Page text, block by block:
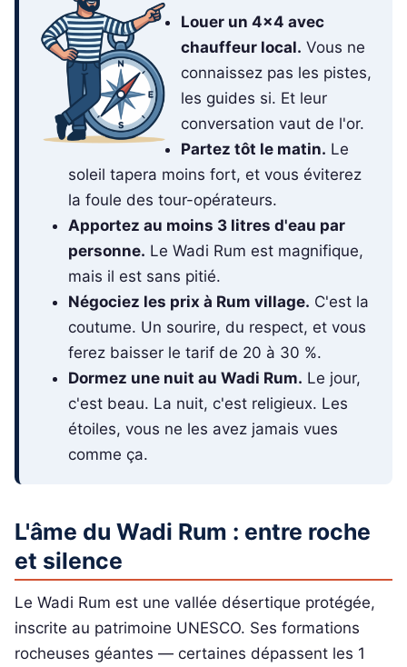
Louer un 4x4 avec
chauffeur local. Vous ne
connaissez pas les pistes,
les guides si. Et leur
conversation vaut de l'or.
Partez tôt le matin. Le
soleil tapera moins fort, et vous éviterez
la foule des tour-opérateurs.
Apportez au moins 3 litres d'eau par
personne. Le Wadi Rum est magnifique,
mais il est sans pitié.
Négociez les prix à Rum village. C'est la
coutume. Un sourire, du respect, et vous
ferez baisser le tarif de 20 à 30 %.
Dormez une nuit au Wadi Rum. Le jour,
c'est beau. La nuit, c'est religieux. Les
étoiles, vous ne les avez jamais vues
comme ça.
L'âme du Wadi Rum : entre roche
et silence
Le Wadi Rum est une vallée désertique protégée,
inscrite au patrimoine UNESCO. Ses formations
rocheuses géantes — certaines dépassent les 1